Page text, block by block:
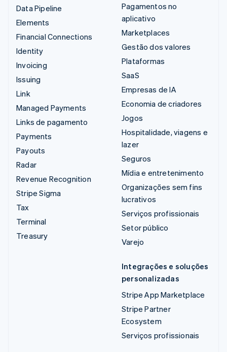
Data Pipeline
Elements
Financial Connections
Identity
Invoicing
Issuing
Link
Managed Payments
Links de pagamento
Payments
Payouts
Radar
Revenue Recognition
Stripe Sigma
Tax
Terminal
Treasury
Pagamentos no
aplicativo
Marketplaces
Gestão dos valores
Plataformas
SaaS
Empresas de IA
Economia de criadores
Jogos
Hospitalidade, viagens e
lazer
Seguros
Mídia e entretenimento
Organizações sem fins
lucrativos
Serviços profissionais
Setor público
Varejo
Integrações e soluções
personalizadas
Stripe App Marketplace
Stripe Partner
Ecosystem
Serviços profissionais